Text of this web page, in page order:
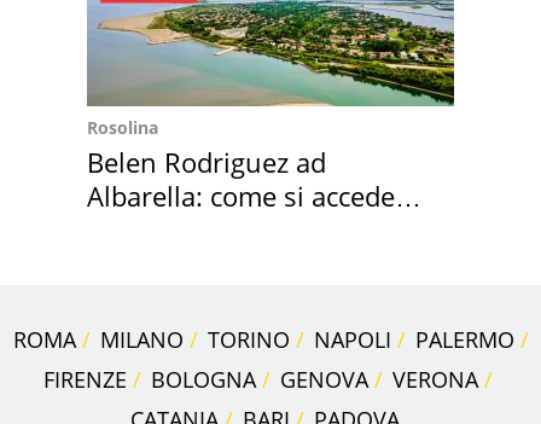
Rosolina
Belen Rodriguez ad
Albarella: come si accede
ROMA MILANO TORINO NAPOLI
PALERMO
FIRENZE
BOLOGNA GENOVA
VERONA